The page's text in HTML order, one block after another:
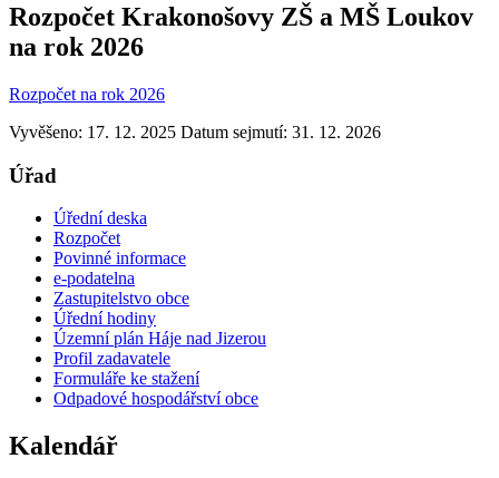
Rozpočet Krakonošovy ZŠ a MŠ Loukov
na rok 2026
Rozpočet na rok 2026
Vyvěšeno: 17. 12. 2025 Datum sejmutí: 31. 12. 2026
Úřad
Úřední deska
Rozpočet
Povinné informace
e-podatelna
Zastupitelstvo obce
Úřední hodiny
Územní plán Háje nad Jizerou
Profil zadavatele
Formuláře ke stažení
Odpadové hospodářství obce
Kalendář